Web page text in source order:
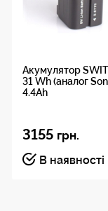
SONY A7R III,
SONY A1, A1 II,
Розмір
Температура
заряджання
Акумулятор
31 Wh (аналог
4.4Ah
3155 грн.
В наявності